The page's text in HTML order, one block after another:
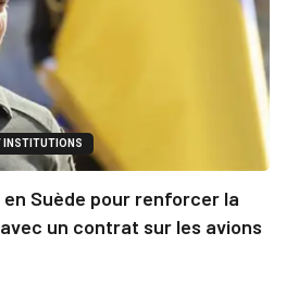
INSTITUTIONS
Suède pour renforcer la
un contrat sur les avions